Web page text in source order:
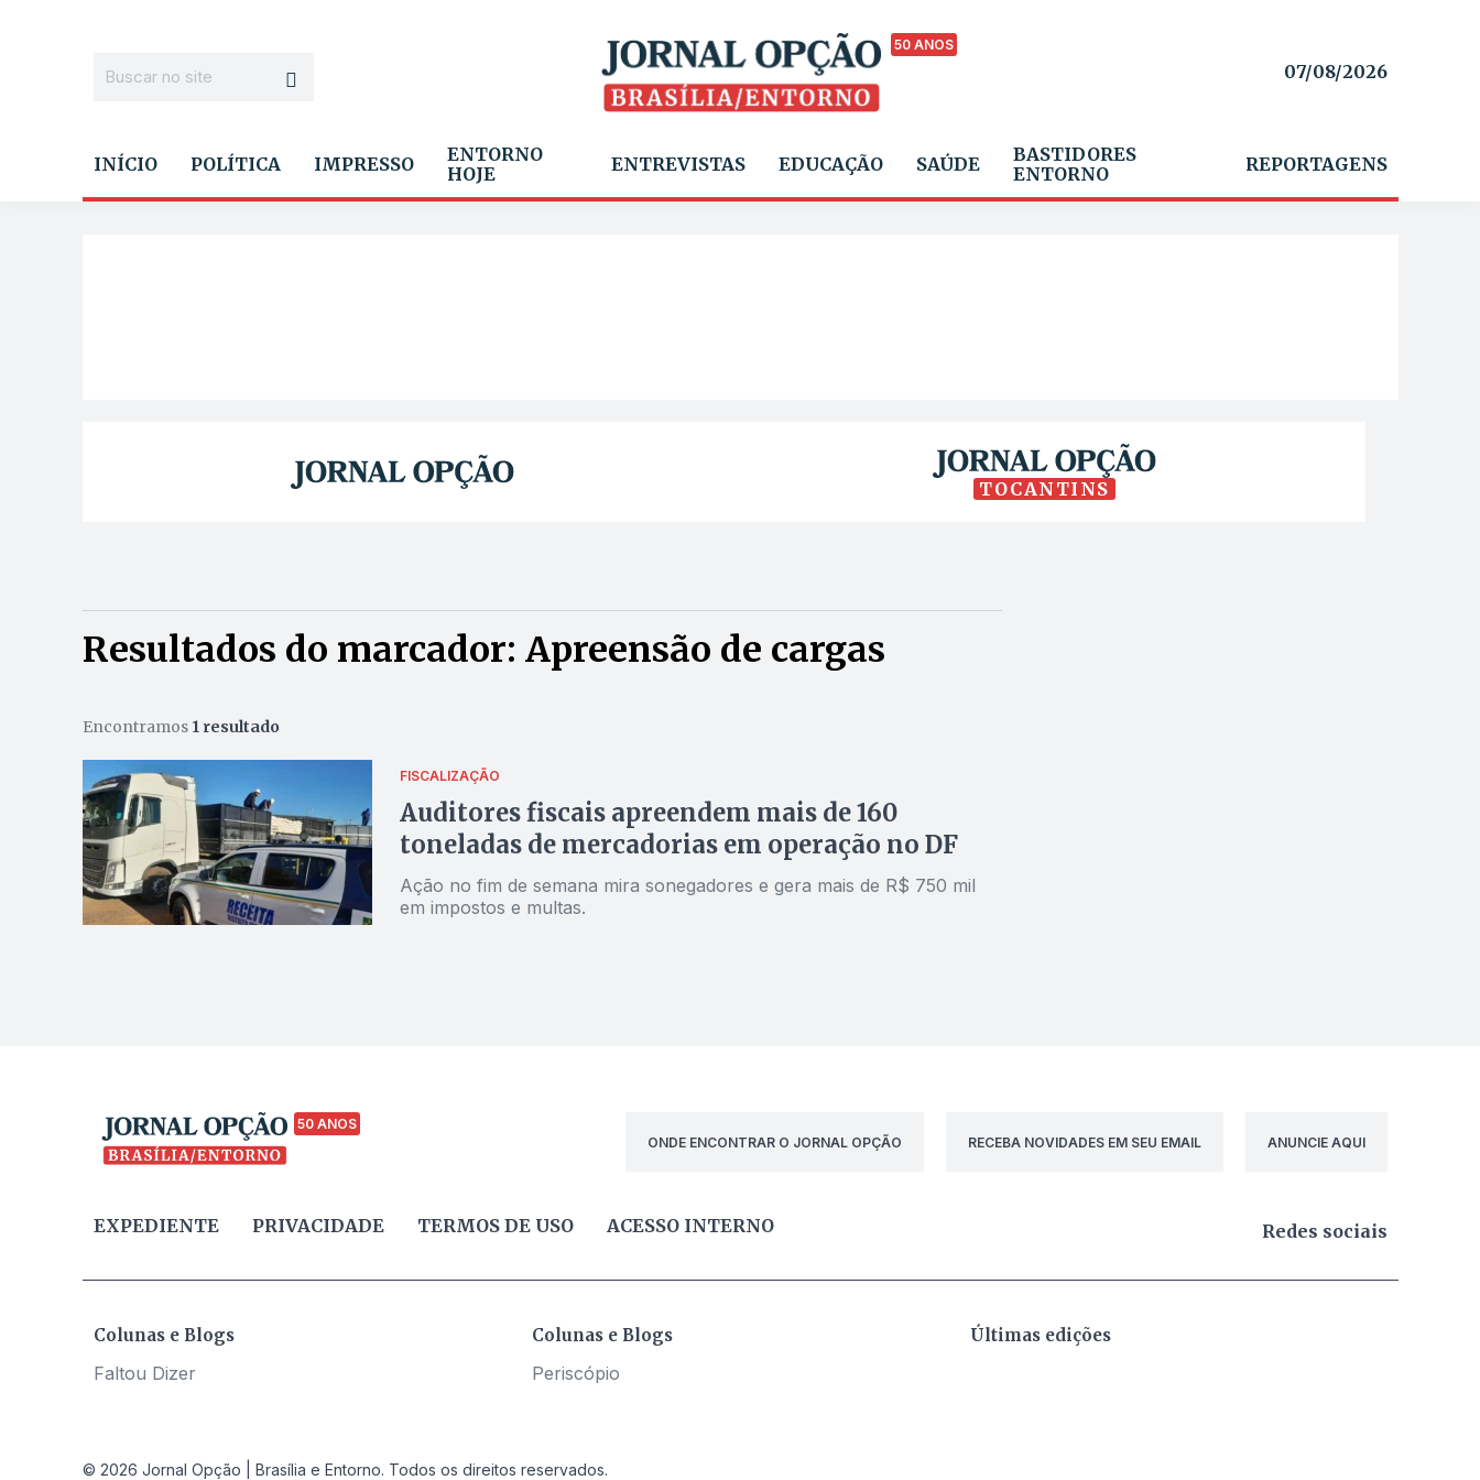
50 ANOS
07/08/2026
INÍCIO POLÍTICA IMPRESSO
ENTORNO
HOJE
ENTREVISTAS EDUCAÇÃO SAÚDE
BASTIDORES
ENTORNO
REPORTAGENS
TOCANTINS
Resultados do marcador: Apreensão de cargas
Encontramos 1 resultado
FISCALIZAÇÃO
Auditores fiscais apreendem mais de 160
toneladas de mercadorias em operação no DF
Ação no fim de semana mira sonegadores e gera mais de R$ 750 mil
em impostos e multas.
50 ANOS
ONDE ENCONTRAR O JORNAL OPÇÃO
RECEBA NOVIDADES EM SEU EMAIL ANUNCIE AQUI
EXPEDIENTE PRIVACIDADE TERMOS DE USO ACESSO INTERNO Redes sociais
Colunas e Blogs
Faltou Dizer
Colunas e Blogs
Periscópio
Últimas edições
© 2026 Jornal Opção | Brasília e Entorno. Todos os direitos reservados.